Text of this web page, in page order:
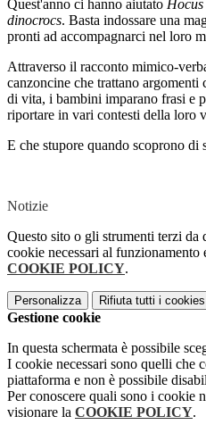
Quest'anno ci hanno aiutato
dinocrocs. Basta indossare una
pronti ad accompagnarci nel loro
Attraverso il racconto mimico-
canzoncine che trattano
di vita, i bambini imparano frasi e
riportare in vari contesti della loro
E che stupore quando scoprono di
Notizie
Questo sito o gli strumenti terzi
cookie necessari al
COOKIE POLICY.
Personalizza Rifiuta tutti i cookies
Gestione cookie
In questa schermata è possibile
I cookie necessari sono quelli che
piattaforma e non è possibile
Per conoscere quali sono i cookie
visionare la COOKIE POLICY.